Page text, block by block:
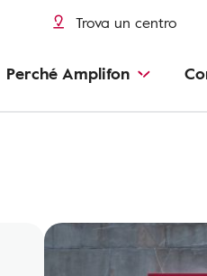
Trova un centro
Perché Amplifon